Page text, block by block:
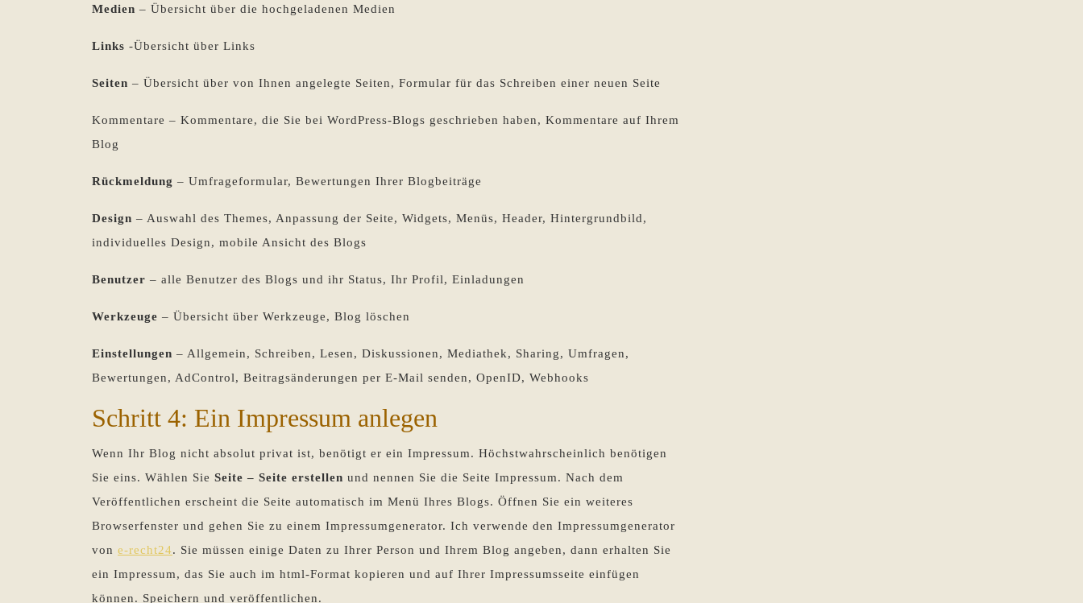
Medien – Übersicht über die hochgeladenen Medien
Links -Übersicht über Links
Seiten – Übersicht über von Ihnen angelegte Seiten, Formular für das Schreiben einer neuen Seite
Kommentare – Kommentare, die Sie bei WordPress-Blogs geschrieben haben, Kommentare auf Ihrem
Blog
Rückmeldung – Umfrageformular, Bewertungen Ihrer Blogbeiträge
Design – Auswahl des Themes, Anpassung der Seite, Widgets, Menüs, Header, Hintergrundbild,
individuelles Design, mobile Ansicht des Blogs
Benutzer – alle Benutzer des Blogs und ihr Status, Ihr Profil, Einladungen
Werkzeuge – Übersicht über Werkzeuge, Blog löschen
Einstellungen – Allgemein, Schreiben, Lesen, Diskussionen, Mediathek, Sharing, Umfragen,
Bewertungen, AdControl, Beitragsänderungen per E-Mail senden, OpenID, Webhooks
Schritt 4: Ein Impressum anlegen
Wenn Ihr Blog nicht absolut privat ist, benötigt er ein Impressum. Höchstwahrscheinlich benötigen
Sie eins. Wählen Sie Seite – Seite erstellen und nennen Sie die Seite Impressum. Nach dem
Veröffentlichen erscheint die Seite automatisch im Menü Ihres Blogs. Öffnen Sie ein weiteres
Browserfenster und gehen Sie zu einem Impressumgenerator. Ich verwende den Impressumgenerator
von e-recht24. Sie müssen einige Daten zu Ihrer Person und Ihrem Blog angeben, dann erhalten Sie
ein Impressum, das Sie auch im html-Format kopieren und auf Ihrer Impressumsseite einfügen
können. Speichern und veröffentlichen.